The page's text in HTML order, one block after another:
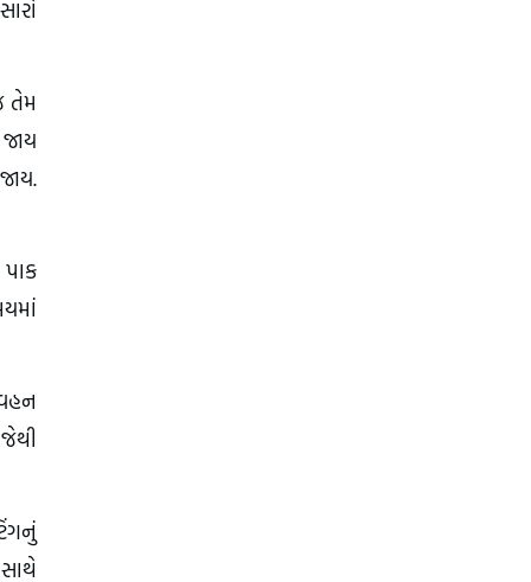
તેમ